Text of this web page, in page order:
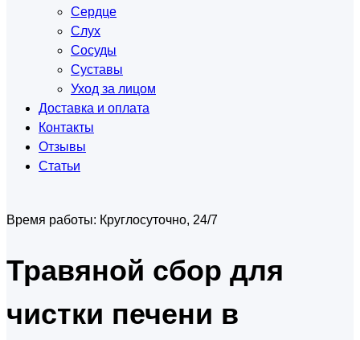
Сердце
Слух
Сосуды
Суставы
Уход за лицом
Доставка и оплата
Контакты
Отзывы
Статьи
Время работы: Круглосуточно, 24/7
Травяной сбор для
чистки печени в